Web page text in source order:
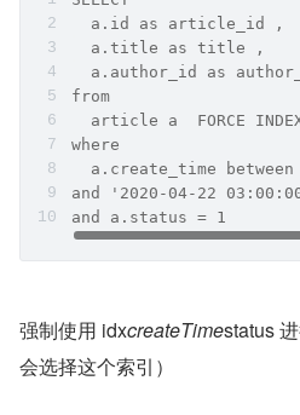
  a.id as article_id ,
  a.title as title ,
a.author_id as
from
article a  FORCE
where
a.create_time
and '2020-04-22
and a.status = 1
强制使用 idxcreateTimestatus
会选择这个索引）